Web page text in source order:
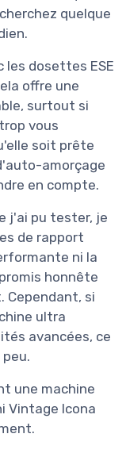
quelque
dosettes ESE
offre une
surtout si
vous
soit prête
amorçage
en compte.
j'ai pu tester, je
de rapport
ni la
honnête
Cependant, si
ultra
avancées, ce
une machine
Vintage Icona